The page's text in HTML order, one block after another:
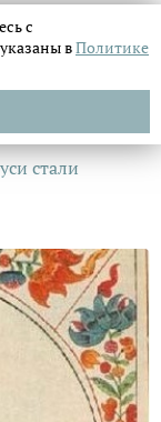
стали
с
вПолитике